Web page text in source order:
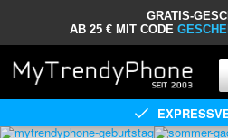
GRATIS-
AB 25 € MIT CODE